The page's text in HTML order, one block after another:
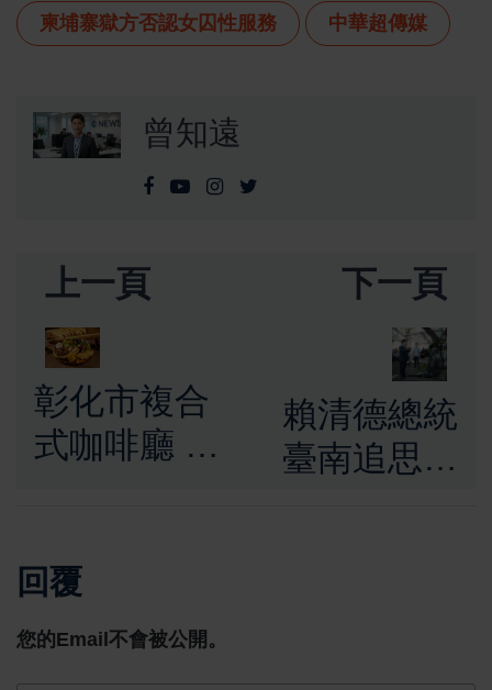
柬埔寨獄方否認女囚性服務 中華超傳媒
曾知遠
上一頁
彰化市複合
式咖啡廳 手
日常儀式感
下一頁
賴清德總統
臺南追思八
回覆
您的Email不會被公開。